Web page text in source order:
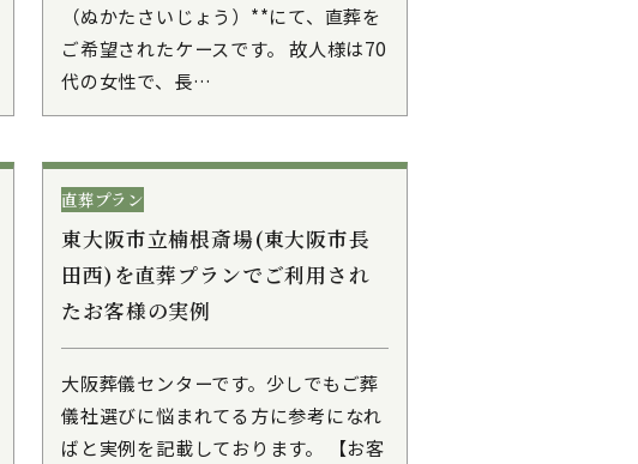
（ぬかたさいじょう）**にて、直葬を
ご希望されたケースです。 故人様は70
代の女性で、長…
直葬プラン
東大阪市立楠根斎場(東大阪市長
田西)を直葬プランでご利用され
たお客様の実例
大阪葬儀センターです。少しでもご葬
儀社選びに悩まれてる方に参考になれ
ばと実例を記載しております。 【お客